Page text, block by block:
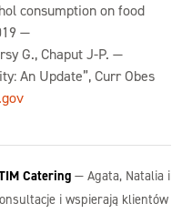
consumption on food
—
G., Chaput J-P. —
An Update”, Curr Obes
Catering — Agata, Natalia i
i wspierają klientów